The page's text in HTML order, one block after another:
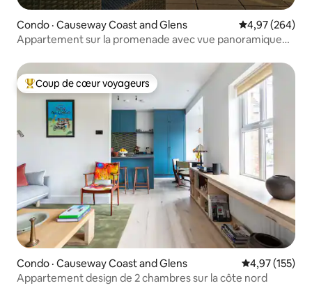
Condo · Causeway Coast and Glens Note
4,97 (264)
Appartement sur la promenade avec vue panoramique
Coup de cœur voyageurs parmi les plus aimés
Coup de cœur voyageurs
Condo · Causeway Coast and Glens Note
4,97 (155)
Appartement design de 2 chambres sur la côte nord